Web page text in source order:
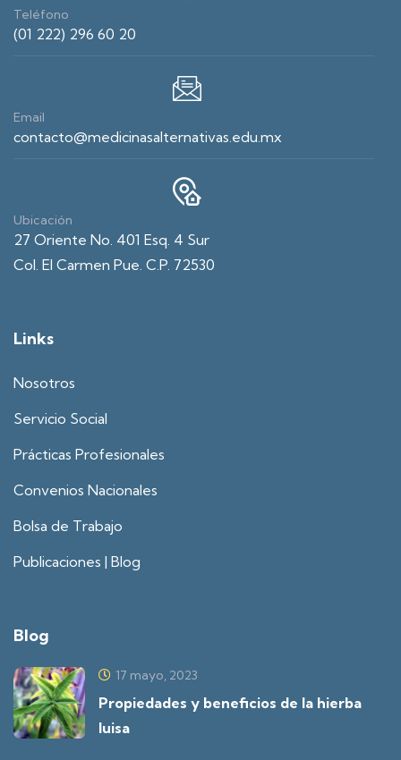
Teléfono
(01 222) 296 60 20
Email
contacto@medicinasalternativas.edu.mx
Ubicación
27 Oriente No. 401 Esq. 4 Sur
Col. El Carmen Pue. C.P. 72530
Links
Nosotros
Servicio Social
Prácticas Profesionales
Convenios Nacionales
Bolsa de Trabajo
Publicaciones | Blog
Blog
17 mayo, 2023
Propiedades y beneficios de la hierba
luisa